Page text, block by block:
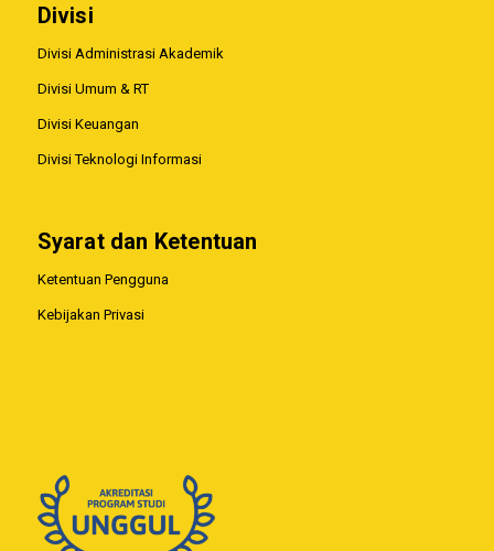
Divisi
Divisi Administrasi Akademik
Divisi Umum & RT
Divisi Keuangan
Divisi Teknologi Informasi
Syarat dan Ketentuan
Ketentuan Pengguna
Kebijakan Privasi